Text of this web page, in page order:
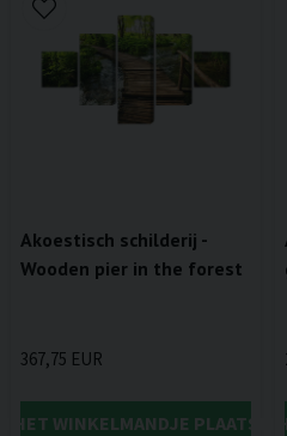
Akoestisch schilderij -
Wooden pier in the forest
367,75 EUR
HET WINKELMANDJE PLAATSENIN